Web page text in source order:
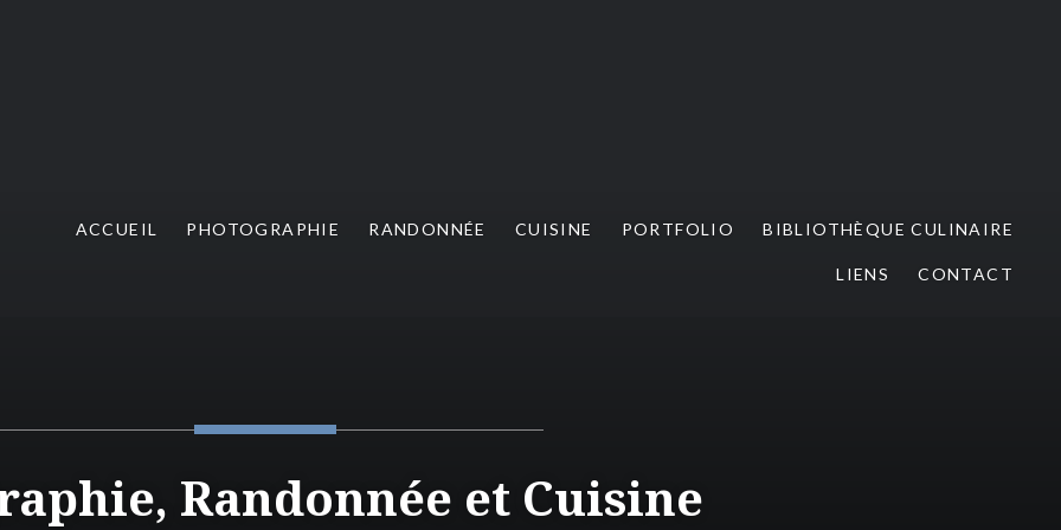
ACCUEIL PHOTOGRAPHIE RANDONNÉE CUISINE PORTFOLIO BIBLIOTHÈQUE CULINAIRE
LIENS CONTACT
Randonnée et Cuisine